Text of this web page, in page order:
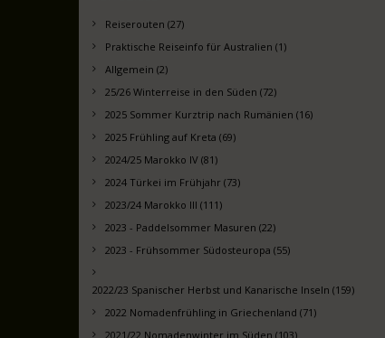
Reiserouten (27)
Praktische Reiseinfo für Australien (1)
Allgemein (2)
25/26 Winterreise in den Süden (72)
2025 Sommer Kurztrip nach Rumänien (16)
2025 Frühling auf Kreta (69)
2024/25 Marokko IV (81)
2024 Türkei im Frühjahr (73)
2023/24 Marokko III (111)
2023 - Paddelsommer Masuren (22)
2023 - Frühsommer Südosteuropa (55)
2022/23 Spanischer Herbst und Kanarische Inseln (159)
2022 Nomadenfrühling in Griechenland (71)
2021/22 Nomadenwinter im Süden (103)